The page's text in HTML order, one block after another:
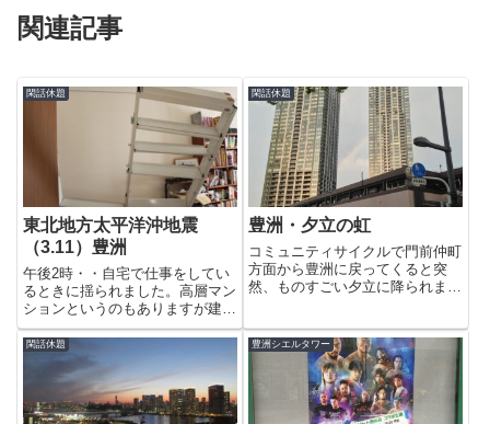
関連記事
閑話休題
東北地方太平洋沖地震
（3.11）豊洲
午後2時・・自宅で仕事をしてい
るときに揺られました。高層マン
ションというのもありますが建物
がきしむ音と長い揺れ、断続的な
余震は生きた心地がしませんでし
た。立て付けの悪い本棚が倒れて
しまいましたがそれ以外は、ほぼ
無事。となりの本棚や食器棚
は、...
閑話休題
豊洲・夕立の虹
コミュニティサイクルで門前仲町
方面から豊洲に戻ってくると突
然、ものすごい夕立に降られまし
タワーズ豊洲のツインの間に虹
が・・濡れちゃいましたがいいも
のを見せていただきました。夕立
閑話休題 豊洲シエルタワー